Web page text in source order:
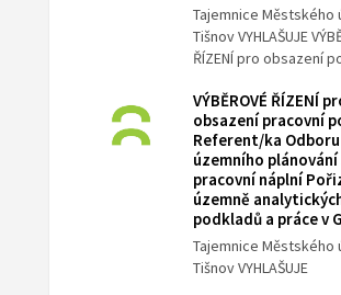
Tajemnice Městského
Tišnov VYHLAŠUJE
ŘÍZENÍ pro obsazení
VÝBĚROVÉ ŘÍZENÍ
obsazení pracovní
Referent/ka Odboru
územního plánování
pracovní náplní
územně
podkladů a práce v
Tajemnice Městského
Tišnov